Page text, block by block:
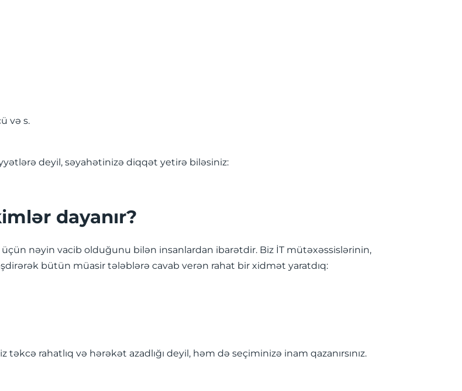
və s.
deyil, səyahətinizə diqqət yetirə biləsiniz:
dayanır?
nəyin vacib olduğunu bilən insanlardan ibarətdir. Biz İT mütəxəssislərinin,
bütün müasir tələblərə cavab verən rahat bir xidmət yaratdıq:
rahatlıq və hərəkət azadlığı deyil, həm də seçiminizə inam qazanırsınız.